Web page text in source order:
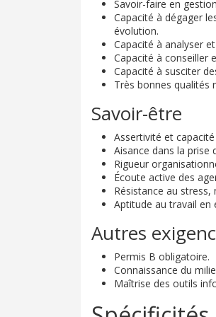
Savoir-faire en
Capacité à dégager
évolution.
Capacité à analyser
Capacité à conseiller
Capacité à susciter
Très bonnes qualités
Savoir-être
Assertivité et
Aisance dans la prise
Rigueur
Écoute active des
Résistance au
Aptitude au travail en
Autres
Permis B obligatoire.
Connaissance du
Maîtrise des outils